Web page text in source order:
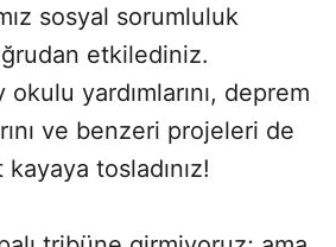
sosyal sorumluluk
etkilediniz.
okulu yardımlarını, deprem
ve benzeri projeleri de
tosladınız!